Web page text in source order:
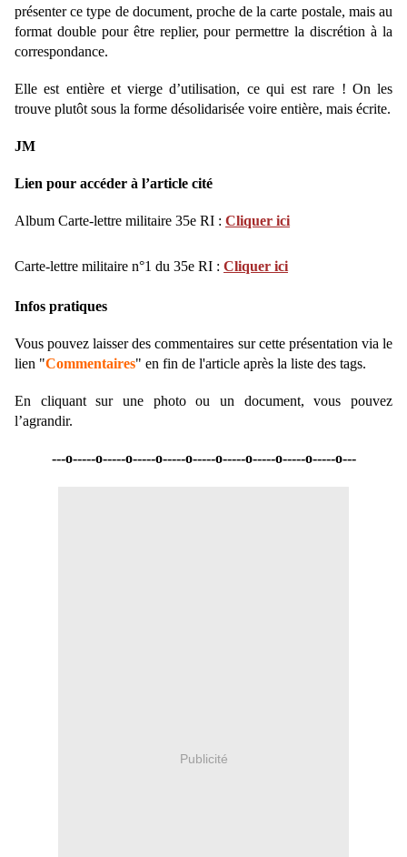
présenter ce type de document, proche de la carte postale, mais au
format double pour être replier, pour permettre la discrétion à la
correspondance.
Elle est entière et vierge d’utilisation, ce qui est rare ! On les
trouve plutôt sous la forme désolidarisée voire entière, mais écrite.
JM
Lien pour accéder à l’article cité
Album Carte-lettre militaire 35e RI : Cliquer ici
Carte-lettre militaire n°1 du 35e RI : Cliquer ici
Infos pratiques
Vous pouvez laisser des commentaires sur cette présentation via le
lien "Commentaires" en fin de l'article après la liste des tags.
En cliquant sur une photo ou un document, vous pouvez
l’agrandir.
---o-----o-----o-----o-----o-----o-----o-----o-----o-----o---
Publicité